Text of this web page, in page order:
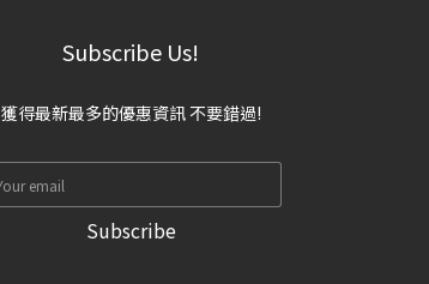
Subscribe Us!
獲得最新最多的優惠資訊 不要錯過!
Subscribe